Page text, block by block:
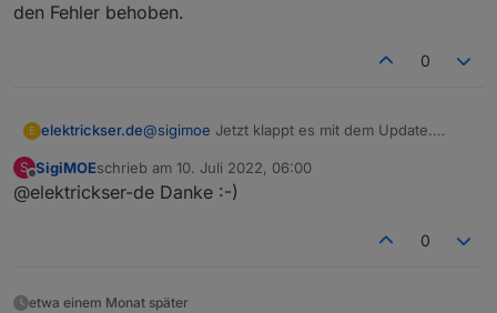
den Fehler behoben.
0
E elektrickser.de@sigimoe Jetzt klappt es mit dem Update.
S
Offline
SigiMOEschrieb am 10. Juli 2022, 06:00
zuletzt editiert von
@elektrickser-de Danke :-)
0
etwa einem Monat später